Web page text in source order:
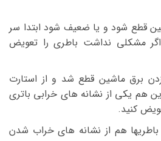
قطع شود و یا ضعیف شود ابتدا سر
اگر مشکلی نداشت باطری را تعویض
برق ماشین قطع شد و از استارت
هم یکی از نشانه های خرابی باتری
کنید.
باطریها هم از نشانه های خراب شدن